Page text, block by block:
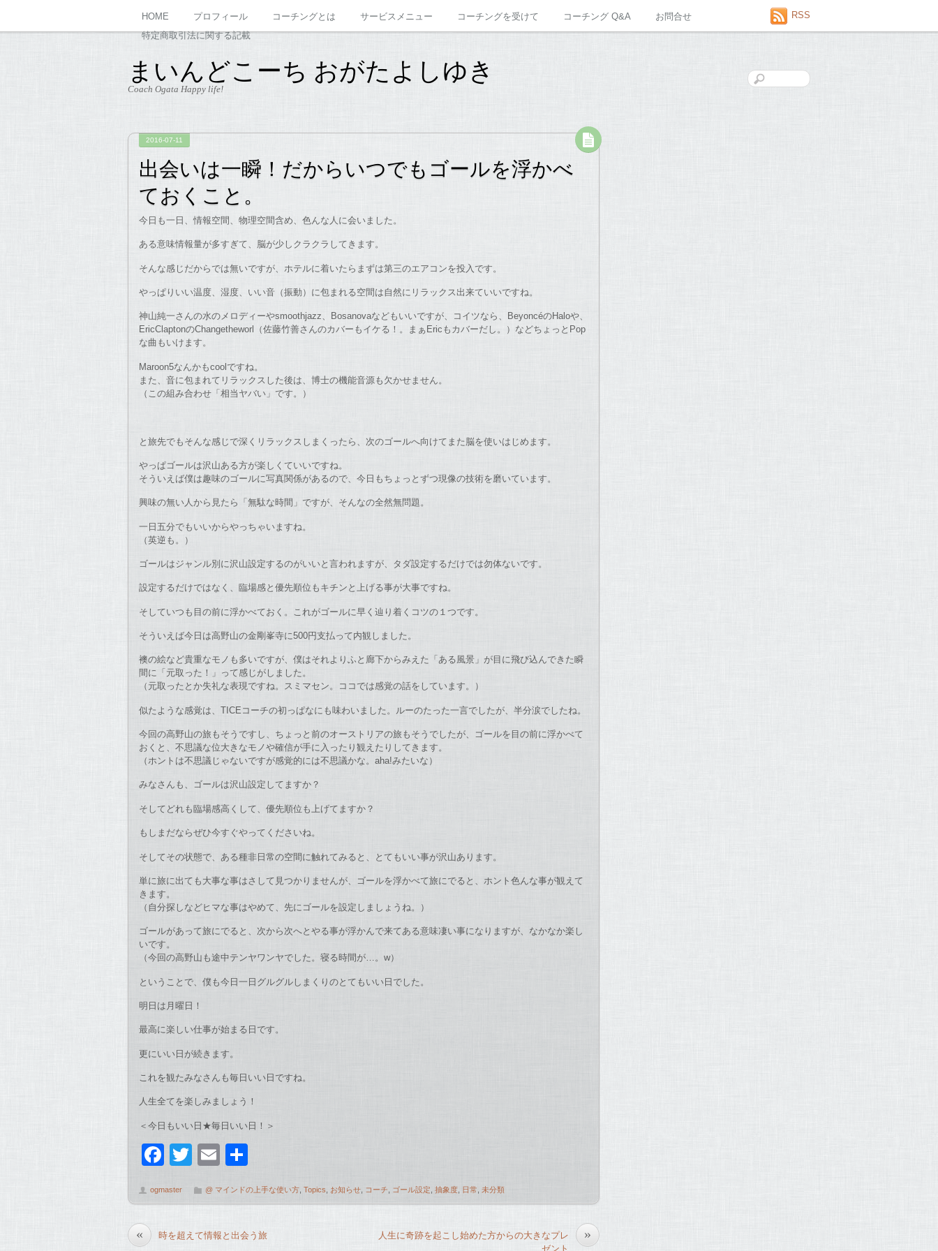
まいんどこーち おがたよしゆき
Coach Ogata Happy life!
HOME プロフィール コーチングとは サービスメニュー コーチングを受けて コーチング Q&A
お問合せ
特定商取引法に関する記載
RSS
2016-07-11
出会いは一瞬！だからいつでもゴールを浮かべ
ておくこと。
今日も一日、情報空間、物理空間含め、色んな人に会いました。
ある意味情報量が多すぎて、脳が少しクラクラしてきます。
そんな感じだからでは無いですが、ホテルに着いたらまずは第三のエアコンを投入です。
やっぱりいい温度、湿度、いい音（振動）に包まれる空間は自然にリラックス出来ていいですね。
神山純一さんの水のメロディーやsmoothjazz、Bosanovaなどもいいですが、コイツなら、BeyoncéのHaloや、
EricClaptonのChangetheworl（佐藤竹善さんのカバーもイケる！。まぁEricもカバーだし。）などちょっとPop
な曲もいけます。
Maroon5なんかもcoolですね。
また、音に包まれてリラックスした後は、博士の機能音源も欠かせません。
（この組み合わせ「相当ヤバい」です。）
と旅先でもそんな感じで深くリラックスしまくったら、次のゴールへ向けてまた脳を使いはじめます。
やっぱゴールは沢山ある方が楽しくていいですね。
そういえば僕は趣味のゴールに写真関係があるので、今日もちょっとずつ現像の技術を磨いています。
興味の無い人から見たら「無駄な時間」ですが、そんなの全然無問題。
一日五分でもいいからやっちゃいますね。
（英逆も。）
ゴールはジャンル別に沢山設定するのがいいと言われますが、タダ設定するだけでは勿体ないです。
設定するだけではなく、臨場感と優先順位もキチンと上げる事が大事ですね。
そしていつも目の前に浮かべておく。これがゴールに早く辿り着くコツの１つです。
そういえば今日は高野山の金剛峯寺に500円支払って内観しました。
襖の絵など貴重なモノも多いですが、僕はそれよりふと廊下からみえた「ある風景」が目に飛び込んできた瞬
間に「元取った！」って感じがしました。
（元取ったとか失礼な表現ですね。スミマセン。ココでは感覚の話をしています。）
似たような感覚は、TICEコーチの初っぱなにも味わいました。ルーのたった一言でしたが、半分涙でしたね。
今回の高野山の旅もそうですし、ちょっと前のオーストリアの旅もそうでしたが、ゴールを目の前に浮かべて
おくと、不思議な位大きなモノや確信が手に入ったり観えたりしてきます。
（ホントは不思議じゃないですが感覚的には不思議かな。aha!みたいな）
みなさんも、ゴールは沢山設定してますか？
そしてどれも臨場感高くして、優先順位も上げてますか？
もしまだならぜひ今すぐやってくださいね。
そしてその状態で、ある種非日常の空間に触れてみると、とてもいい事が沢山あります。
単に旅に出ても大事な事はさして見つかりませんが、ゴールを浮かべて旅にでると、ホント色んな事が観えて
きます。
（自分探しなどヒマな事はやめて、先にゴールを設定しましょうね。）
ゴールがあって旅にでると、次から次へとやる事が浮かんで来てある意味凄い事になりますが、なかなか楽し
いです。
（今回の高野山も途中テンヤワンヤでした。寝る時間が…。w）
ということで、僕も今日一日グルグルしまくりのとてもいい日でした。
明日は月曜日！
最高に楽しい仕事が始まる日です。
更にいい日が続きます。
これを観たみなさんも毎日いい日ですね。
人生全てを楽しみましょう！
＜今日もいい日★毎日いい日！＞
F
c
b
T
tt
E
ail
ogmaster @ マインドの上手な使い方 Topics お知らせ コーチ ゴール設定 抽象度 日常 未分類
« 時を超えて情報と出会う旅 »
人生に奇跡を起こし始めた方からの大きなプレ
ゼント